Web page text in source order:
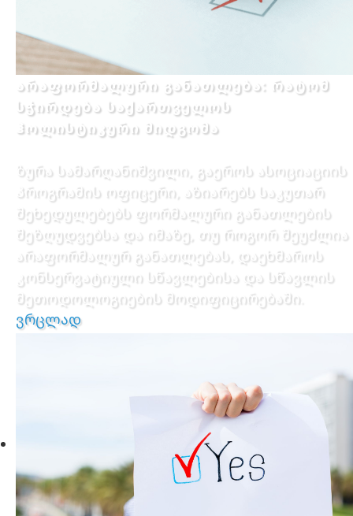
არაფორმალური განათლება: რატომ
სჭირდება საქართველოს
ჰოლისტიკური მიდგომა
ზურა სამარღანიშვილი, გაეროს ასოციაციის
პროგრამის ოფიცერი, აზიარებს საკუთარ
შეხედულებებს ფორმალური განათლების
შეზღუდვებსა და იმაზე, თუ როგორ შეუძლია
არაფორმალურ განათლებას, დაეხმაროს
კონსერვატიული სწავლებისა და სწავლის
მეთოდოლოგიების მოდიფიცირებაში.
ვრცლად